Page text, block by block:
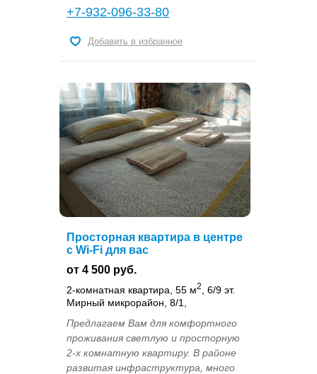
+7-932-096-33-80
Добавить в избранное
Просторная квартира в центре
с Wi-Fi для вас
от 4 500 руб.
2-комнатная квартира, 55 м2
, 6/9 эт.
Мирный микрорайон, 8/1,
Предлагаем Вам для комфортного
проживания светлую и просторную
2-х комнатную квартиру. В районе
развитая инфраструктура, много